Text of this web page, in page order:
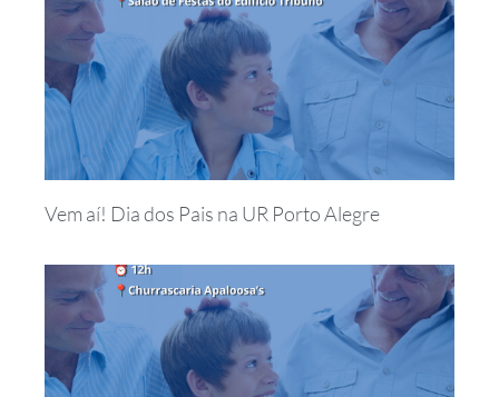
Vem aí! Dia dos Pais na UR Porto Alegre